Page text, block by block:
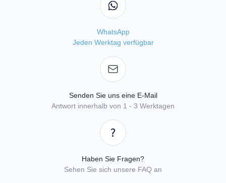
WhatsApp
Jeden Werktag verfügbar
Senden Sie uns eine E-Mail
Antwort innerhalb von 1 - 3 Werktagen
Haben Sie Fragen?
Sehen Sie sich unsere FAQ an